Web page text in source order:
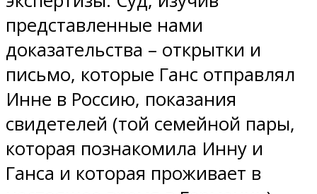
представленные нами
доказательства – открытки и
письмо, которые Ганс отправлял
Инне в Россию, показания
свидетелей (той семейной пары,
которая познакомила Инну и
Ганса и которая проживает в